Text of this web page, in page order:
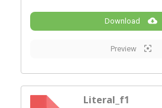
Download
Preview
Literal_f1